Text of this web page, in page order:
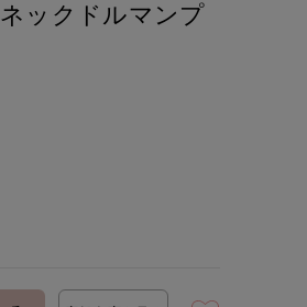
ックドルマンプ